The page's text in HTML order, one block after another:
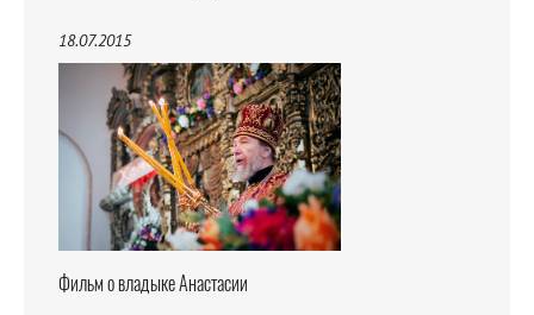
18.07.2015
Фильм о владыке Анастасии